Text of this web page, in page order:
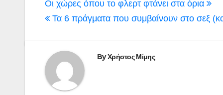
Πλοήγηση
άρθρων
Οι χώρες όπου το φλερτ φτάνει στα όρια
Τα 6 πράγματα που συμβαίνουν στο σεξ
ByΧρήστος Μίμης